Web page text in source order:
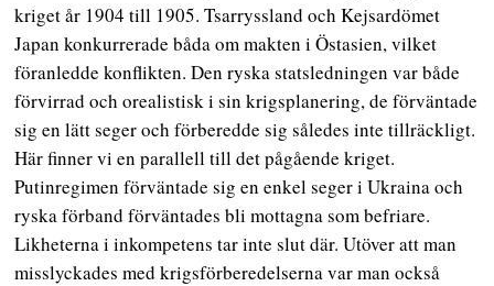
kriget år 1904 till 1905. Tsarryssland och Kejsardömet
Japan konkurrerade båda om makten i Östasien, vilket
föranledde konflikten. Den ryska statsledningen var både
förvirrad och orealistisk i sin krigsplanering, de förväntade
sig en lätt seger och förberedde sig således inte tillräckligt.
Här finner vi en parallell till det pågående kriget.
Putinregimen förväntade sig en enkel seger i Ukraina och
ryska förband förväntades bli mottagna som befriare.
Likheterna i inkompetens tar inte slut där. Utöver att man
misslyckades med krigsförberedelserna var man också